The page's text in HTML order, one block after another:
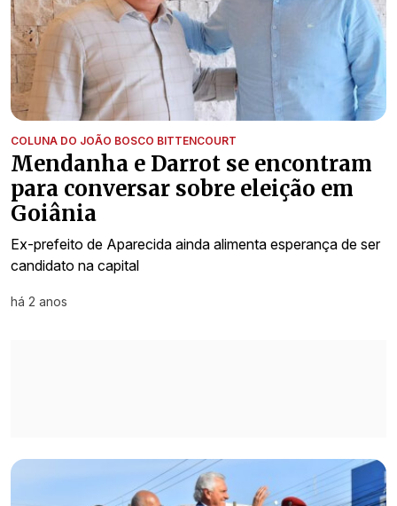
COLUNA DO JOÃO BOSCO BITTENCOURT
Mendanha e Darrot se encontram
para conversar sobre eleição em
Goiânia
Ex-prefeito de Aparecida ainda alimenta esperança de ser
candidato na capital
há 2 anos